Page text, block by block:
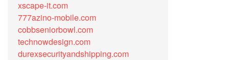
xscape-it.com
777azino-mobile.com
cobbseniorbowl.com
technowdesign.com
durexsecurityandshipping.com